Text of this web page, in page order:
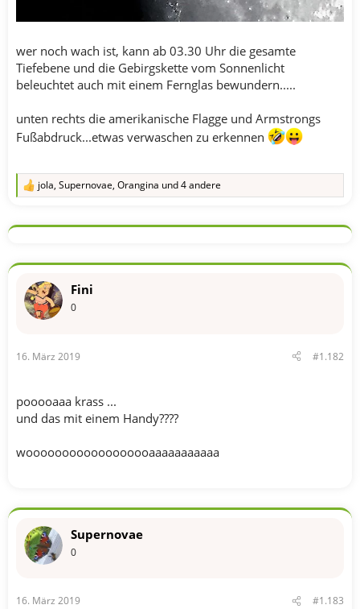
wer noch wach ist, kann ab 03.30 Uhr die gesamte
Tiefebene und die Gebirgskette vom Sonnenlicht
beleuchtet auch mit einem Fernglas bewundern.....
unten rechts die amerikanische Flagge und Armstrongs
Fußabdruck...etwas verwaschen zu erkennen
R
k
o
e
n
jola, Supernovae, Orangina und 4 andere
Fini
0
16. März 2019 #1.182
pooooaaa krass ...
und das mit einem Handy????
woooooooooooooooooaaaaaaaaaaa
Supernovae
0
16. März 2019 #1.183